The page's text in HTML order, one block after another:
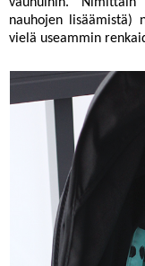
nauhojen lisäämistä)
vielä useammin